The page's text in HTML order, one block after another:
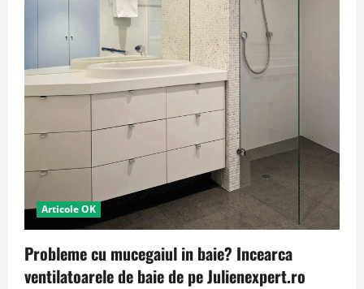
Articole OK
Probleme cu mucegaiul in baie? Incearca
ventilatoarele de baie de pe Julienexpert.ro